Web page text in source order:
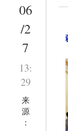
06
/2
7
13:
29
来
源
：